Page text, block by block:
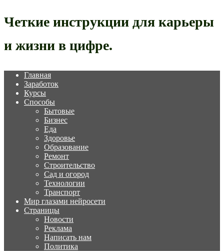
Четкие инструкции для карьеры
и жизни в цифре.
Главная
Заработок
Курсы
Способы
Бытовые
Бизнес
Еда
Здоровье
Образование
Ремонт
Строительство
Сад и огород
Технологии
Транспорт
Мир глазами нейросети
Страницы
Новости
Реклама
Написать нам
Политика